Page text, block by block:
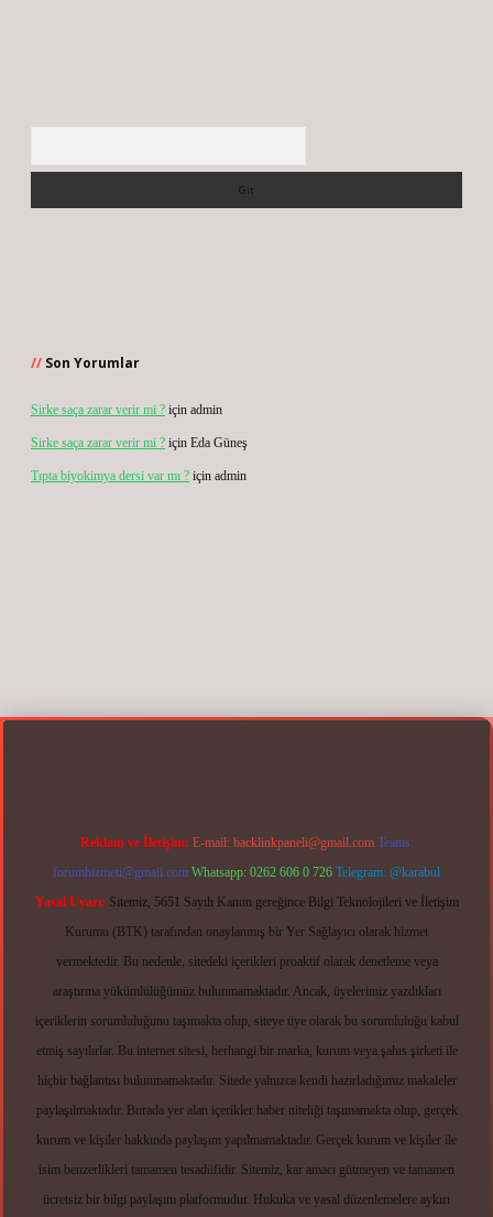
Son Yorumlar
Sirke saça zarar verir mi ? için admin
Sirke saça zarar verir mi ? için Eda Güneş
Tıpta biyokimya dersi var mı ? için admin
Reklam ve İletişim: E-mail: backlinkpaneli@gmail.com Teams:
forumhizmeti@gmail.com Whatsapp: 0262 606 0 726 Telegram: @karabul
Yasal Uyarı: Sitemiz, 5651 Sayılı Kanun gereğince Bilgi Teknolojileri ve İletişim
Kurumu (BTK) tarafından onaylanmış bir Yer Sağlayıcı olarak hizmet
vermektedir. Bu nedenle, sitedeki içerikleri proaktif olarak denetleme veya
araştırma yükümlülüğümüz bulunmamaktadır. Ancak, üyelerimiz yazdıkları
içeriklerin sorumluluğunu taşımakta olup, siteye üye olarak bu sorumluluğu kabul
etmiş sayılırlar. Bu internet sitesi, herhangi bir marka, kurum veya şahıs şirketi ile
hiçbir bağlantısı bulunmamaktadır. Sitede yalnızca kendi hazırladığımız makaleler
paylaşılmaktadır. Burada yer alan içerikler haber niteliği taşımamakta olup, gerçek
kurum ve kişiler hakkında paylaşım yapılmamaktadır. Gerçek kurum ve kişiler ile
isim benzerlikleri tamamen tesadüfidir. Sitemiz, kar amacı gütmeyen ve tamamen
ücretsiz bir bilgi paylaşım platformudur. Hukuka ve yasal düzenlemelere aykırı